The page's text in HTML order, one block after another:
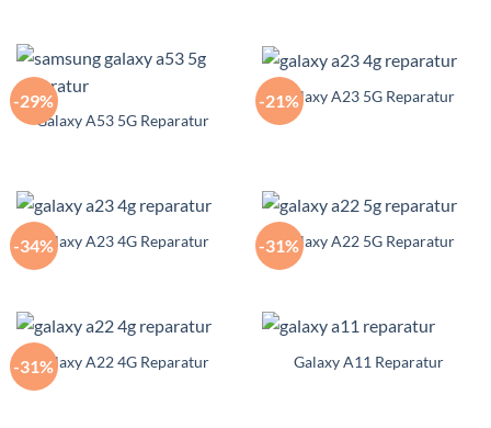
-29%
Galaxy A53 5G Reparatur
-21%Galaxy A23 5G Reparatur
-34%Galaxy A23 4G Reparatur -31%Galaxy A22 5G Reparatur
-31%Galaxy A22 4G Reparatur Galaxy A11 Reparatur